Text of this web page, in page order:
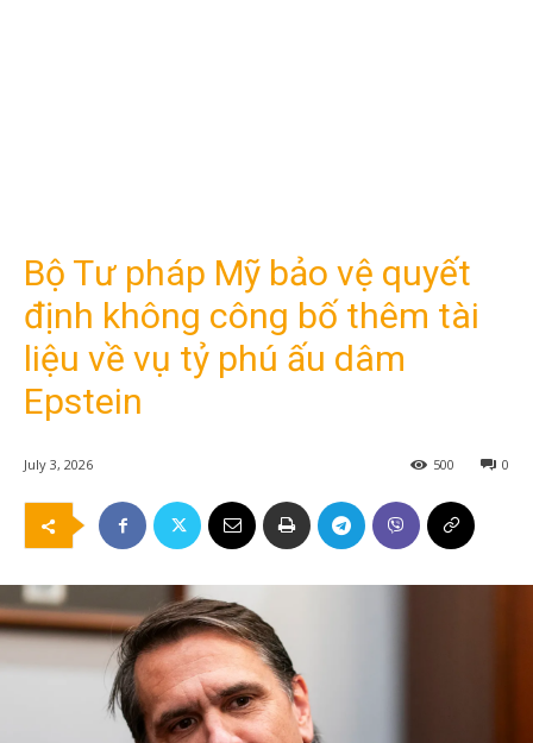
Bộ Tư pháp Mỹ bảo vệ quyết
định không công bố thêm tài
liệu về vụ tỷ phú ấu dâm
Epstein
July 3, 2026 0
500